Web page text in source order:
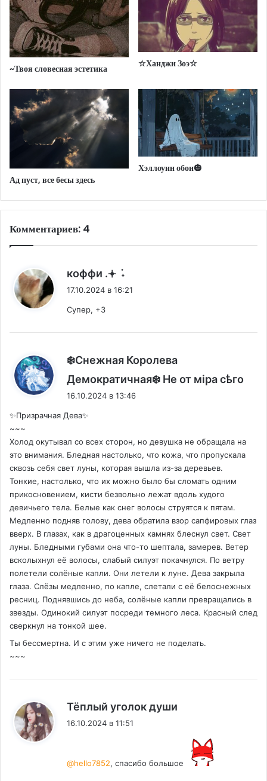
~Твоя словесная эстетика ☆Ханджи Зоэ☆
Ад пуст, все бесы здесь
Хэллоуин обои🎃
Комментариев: 4
коффи .𖥔 ݁ ˖
17.10.2024 в 16:21
Супер, +3
❄️Снежная Королева
Демократичная❄️ Не от мiра сѣго
16.10.2024 в 13:46
✨Призрачная Дева✨
~~~
Холод окутывал со всех сторон, но девушка не обращала на
это внимания. Бледная настолько, что кожа, что пропускала
сквозь себя свет луны, которая вышла из-за деревьев.
Тонкие, настолько, что их можно было бы сломать одним
прикосновением, кисти безвольно лежат вдоль худого
девичьего тела. Белые как снег волосы струятся к пятам.
Медленно подняв голову, дева обратила взор сапфировых глаз
вверх. В глазах, как в драгоценных камнях блеснул свет. Свет
луны. Бледными губами она что-то шептала, замерев. Ветер
всколыхнул её волосы, слабый силуэт покачнулся. По ветру
полетели солёные капли. Они летели к луне. Дева закрыла
глаза. Слёзы медленно, по капле, слетали с её белоснежных
ресниц. Поднявшись до неба, солёные капли превращались в
звезды. Одинокий силуэт посреди темного леса. Красный след
сверкнул на тонкой шее.
Ты бессмертна. И с этим уже ничего не поделать.
~~~
Тёплый уголок души
16.10.2024 в 11:51
@hello7852, спасибо большое